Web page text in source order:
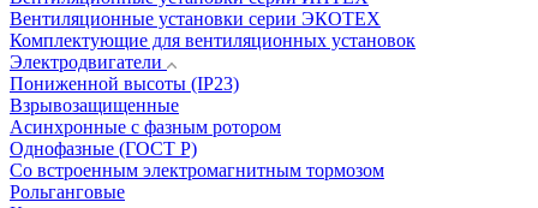
Вентиляционные установки серии ЭКОТЕХ
Комплектующие для вентиляционных установок
Электродвигатели
Пониженной высоты (IP23)
Взрывозащищенные
Асинхронные с фазным ротором
Однофазные (ГОСТ Р)
Со встроенным электромагнитным тормозом
Рольганговые